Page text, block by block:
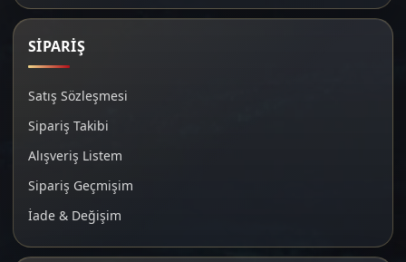
SİPARİŞ
Satış Sözleşmesi
Sipariş Takibi
Alışveriş Listem
Sipariş Geçmişim
İade & Değişim